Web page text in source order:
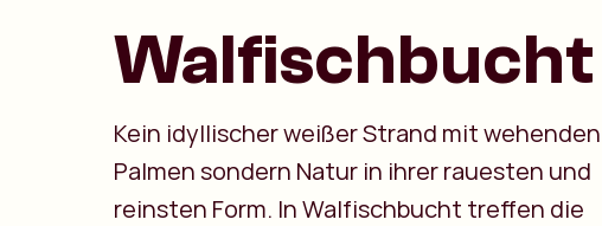
Walfischbucht
Kein idyllischer weißer Strand mit wehenden
Palmen sondern Natur in ihrer rauesten und
reinsten Form. In Walfischbucht treffen die